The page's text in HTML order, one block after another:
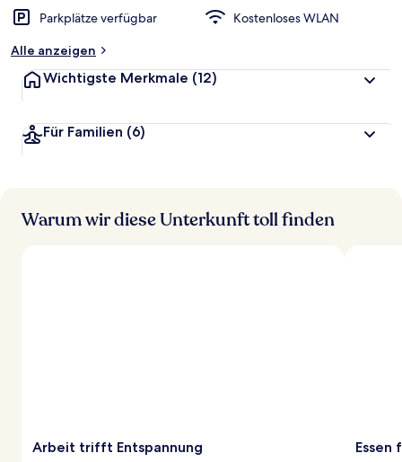
Parkplätze verfügbar
Kostenloses WLAN
Alle anzeigen
Wichtigste Merkmale (12)
Für Familien (6)
Warum wir diese Unterkunft toll finden
Arbeit trifft Entspannung Essen